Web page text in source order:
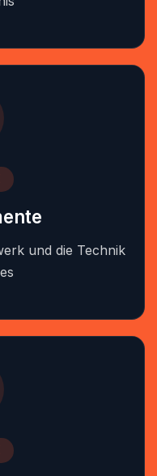
und die Technik